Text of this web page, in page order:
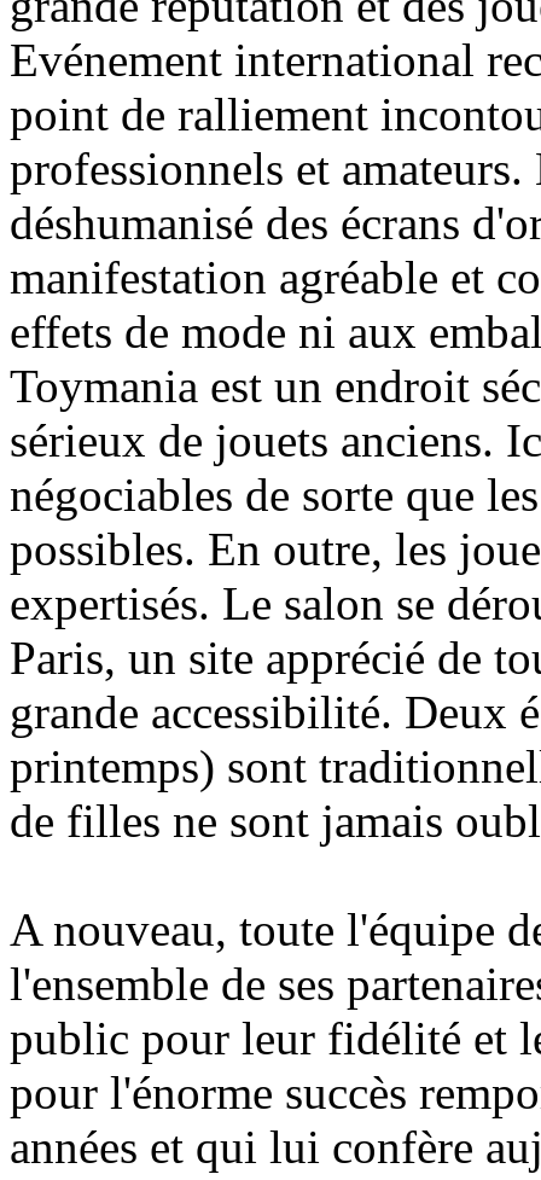
Evénement international
point de ralliement
professionnels et
déshumanisé des écrans
manifestation agréable et
effets de mode ni aux
Toymania est un endroit
sérieux de jouets anciens.
négociables de sorte que
possibles. En outre, les
expertisés. Le salon se
Paris, un site apprécié de
grande accessibilité. Deux
printemps) sont
de filles ne sont jamais
A nouveau, toute l'équipe
l'ensemble de ses
public pour leur fidélité et
pour l'énorme succès
années et qui lui confère